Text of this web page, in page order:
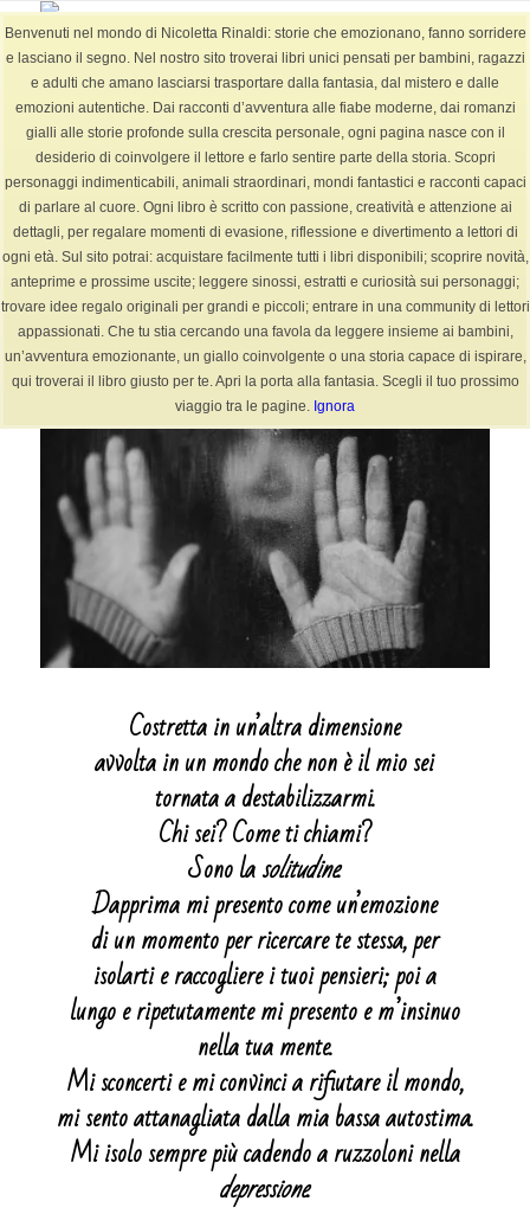
Benvenuti nel mondo di Nicoletta Rinaldi: storie che emozionano, fanno sorridere
e lasciano il segno. Nel nostro sito troverai libri unici pensati per bambini, ragazzi
e adulti che amano lasciarsi trasportare dalla fantasia, dal mistero e dalle
emozioni autentiche. Dai racconti d’avventura alle fiabe moderne, dai romanzi
gialli alle storie profonde sulla crescita personale, ogni pagina nasce con il
desiderio di coinvolgere il lettore e farlo sentire parte della storia. Scopri
personaggi indimenticabili, animali straordinari, mondi fantastici e racconti capaci
di parlare al cuore. Ogni libro è scritto con passione, creatività e attenzione ai
dettagli, per regalare momenti di evasione, riflessione e divertimento a lettori di
ogni età. Sul sito potrai: acquistare facilmente tutti i libri disponibili; scoprire novità,
anteprime e prossime uscite; leggere sinossi, estratti e curiosità sui personaggi;
trovare idee regalo originali per grandi e piccoli; entrare in una community di lettori
appassionati. Che tu stia cercando una favola da leggere insieme ai bambini,
un’avventura emozionante, un giallo coinvolgente o una storia capace di ispirare,
qui troverai il libro giusto per te. Apri la porta alla fantasia. Scegli il tuo prossimo
viaggio tra le pagine. Ignora
BLOG
Sei in: Home / BLOG / arte / Solitudine o Depressione
Solitudine o Depressione
21 Febbraio 2024 3 Commenti autore Poesie
Costretta in un’altra dimensione
avvolta in un mondo che non è il mio sei
tornata a destabilizzarmi.
Chi sei? Come ti chiami?
Sono lasolitudine.
Dapprima mi presento come un’emozione
di un momento per ricercare te stessa, per
isolarti e raccogliere i tuoi pensieri; poi a
lungo e ripetutamente mi presento e m’insinuo
nella tua mente.
Mi sconcerti e mi convinci a rifiutare il mondo,
mi sento attanagliata dalla mia bassa autostima.
Mi isolo sempre più cadendo a ruzzoloni nella
depressione.